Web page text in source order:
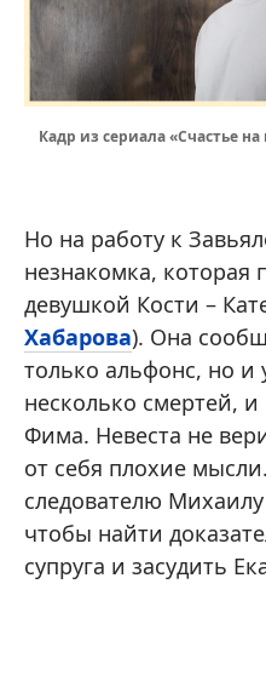
Кадр из сериала «Счастье на
Но на работу к
незнакомка, которая
девушкой Кости –
Хабарова). Она
только альфонс, но и
несколько смертей,
Фима. Невеста не
от себя плохие
следователю
чтобы найти
супруга и засудить